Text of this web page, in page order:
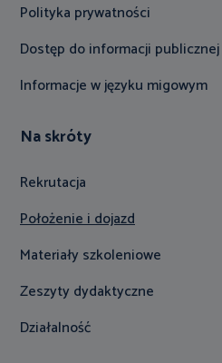
Polityka prywatności
Dostęp do informacji publicznej
Informacje w języku migowym
Na skróty
Rekrutacja
Położenie i dojazd
Materiały szkoleniowe
Zeszyty dydaktyczne
Działalność